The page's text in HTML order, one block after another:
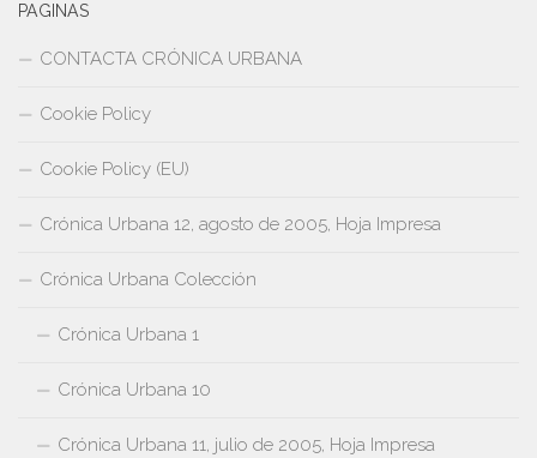
PAGINAS
CONTACTA CRÓNICA URBANA
Cookie Policy
Cookie Policy (EU)
Crónica Urbana 12, agosto de 2005, Hoja Impresa
Crónica Urbana Colección
Crónica Urbana 1
Crónica Urbana 10
Crónica Urbana 11, julio de 2005, Hoja Impresa